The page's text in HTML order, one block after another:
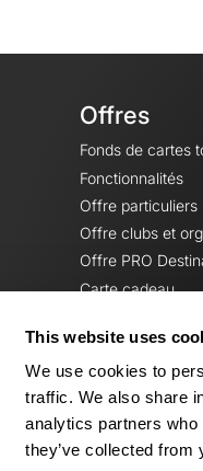
This website uses
We use cookies to
traffic. We also share
analytics partners who
they’ve collected
Offres
Fonds de cartes
Fonctionnalités
Offre particuliers
Offre clubs et
Offre PRO
Carte cadeau